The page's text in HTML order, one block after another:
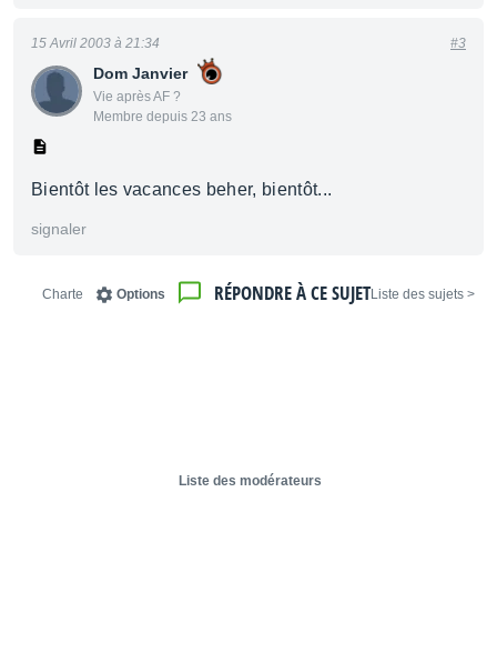
Dom Janvier
Vie après AF ?
Membre depuis 23 ans
15 Avril 2003 à 21:34 #3
Bientôt les vacances beher, bientôt...
signaler
< Liste des sujets
RÉPONDRE À CE SUJET
Options
Charte
Liste des modérateurs